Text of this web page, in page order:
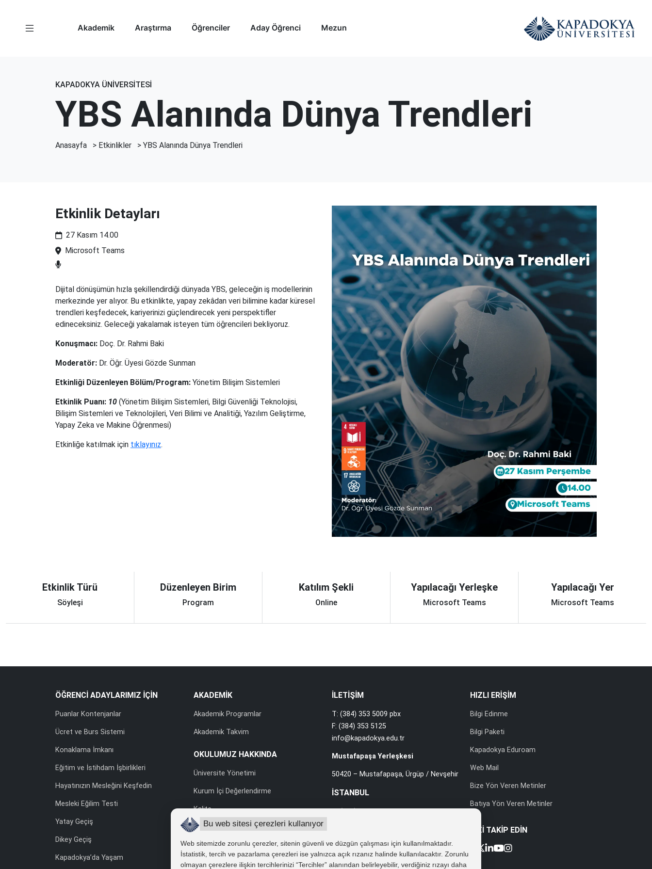
Akademik Araştırma Öğrenciler Aday Öğrenci Mezun
KAPADOKYA ÜNİVERSİTESİ
YBS Alanında Dünya Trendleri
Anasayfa > Etkinlikler > YBS Alanında Dünya Trendleri
Etkinlik Detayları
27 Kasım 14.00
Microsoft Teams
Dijital dönüşümün hızla şekillendirdiği dünyada YBS, geleceğin iş modellerinin
merkezinde yer alıyor. Bu etkinlikte, yapay zekâdan veri bilimine kadar küresel
trendleri keşfedecek, kariyerinizi güçlendirecek yeni perspektifler
edineceksiniz. Geleceği yakalamak isteyen tüm öğrencileri bekliyoruz.
Konuşmacı: Doç. Dr. Rahmi Baki
Moderatör: Dr. Öğr. Üyesi Gözde Sunman
Etkinliği Düzenleyen Bölüm/Program: Yönetim Bilişim Sistemleri
Etkinlik Puanı: 10 (Yönetim Bilişim Sistemleri, Bilgi Güvenliği Teknolojisi,
Bilişim Sistemleri ve Teknolojileri, Veri Bilimi ve Analitiği, Yazılım Geliştirme,
Yapay Zeka ve Makine Öğrenmesi)
Etkinliğe katılmak için tıklayınız.
Etkinlik Türü
Söyleşi
Düzenleyen Birim
Program
Katılım Şekli
Online
Yapılacağı Yerleşke
Microsoft Teams
Yapılacağı Yer
Microsoft Teams
ÖĞRENCİ ADAYLARIMIZ İÇİN
Puanlar Kontenjanlar
Ücret ve Burs Sistemi
Konaklama İmkanı
Eğitim ve İstihdam İşbirlikleri
Hayatınızın Mesleğini Keşfedin
Mesleki Eğilim Testi
Yatay Geçiş
Dikey Geçiş
Kapadokya’da Yaşam
AKADEMİK
Akademik Programlar
Akademik Takvim
OKULUMUZ HAKKINDA
Üniversite Yönetimi
Kurum İçi Değerlendirme
Kalite
Uluslararası İlişkiler
Yönetmelik ve Yönergeler
Kişisel Verilerin Korunması
İLETİŞİM
T: (384) 353 5009 pbx
F: (384) 353 5125
info@kapadokya.edu.tr
Mustafapaşa Yerleşkesi
50420 – Mustafapaşa, Ürgüp / Nevşehir
İSTANBUL
Sabiha Gökçen Yerleşkesi
HIZLI ERİŞİM
Bilgi Edinme
Bilgi Paketi
Kapadokya Eduroam
Web Mail
Bize Yön Veren Metinler
Batıya Yön Veren Metinler
BİZİ TAKİP EDİN
Bu web sitesi çerezleri kullanıyor
Web sitemizde zorunlu çerezler, sitenin güvenli ve düzgün çalışması için kullanılmaktadır.
İstatistik, tercih ve pazarlama çerezleri ise yalnızca açık rızanız halinde kullanılacaktır. Zorunlu
olmayan çerezlere ilişkin tercihlerinizi “Tercihler” alanından belirleyebilir, verdiğiniz rızayı daha